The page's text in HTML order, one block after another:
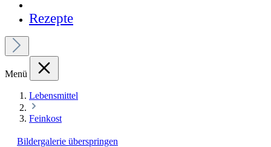
Rezepte
Menü
Lebensmittel
Feinkost
Bildergalerie überspringen